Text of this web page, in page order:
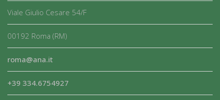
Viale Giulio Cesare 54/F
00192 Roma (RM)
roma@ana.it
+39 334.6754927